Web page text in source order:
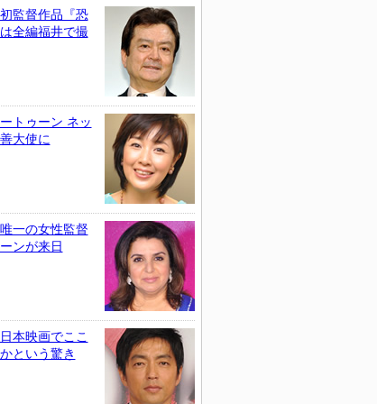
監督作品『恐
全編福井で撮
トゥーン ネッ
大使に
一の女性監督
ンが来日
本映画でここ
という驚き